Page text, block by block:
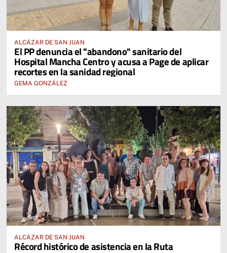
ALCÁZAR DE SAN JUAN
El PP denuncia el "abandono" sanitario del
Hospital Mancha Centro y acusa a Page de aplicar
recortes en la sanidad regional
GEMA GONZÁLEZ
ALCÁZAR DE SAN JUAN
Récord histórico de asistencia en la Ruta